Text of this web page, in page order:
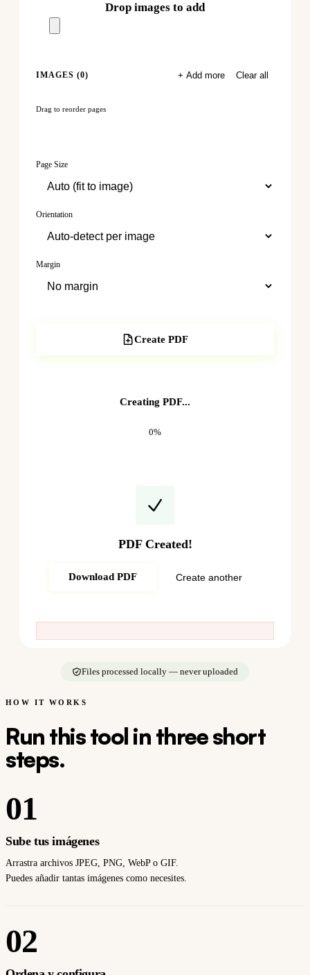
Drop images to add
IMAGES (0) + Add more Clear all
Drag to reorder pages
Page Size
Orientation
Margin
Create PDF
Creating PDF...
0%
PDF Created!
Download PDF Create another
Files processed locally — never uploaded
HOW IT WORKS
Run this tool in three short
steps.
01
Sube tus imágenes
Arrastra archivos JPEG, PNG, WebP o GIF.
Puedes añadir tantas imágenes como necesites.
02